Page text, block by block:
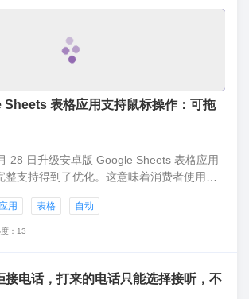
表格应用支持鼠标操作：可拖
28 日升级安卓版 Google Sheets 表格应用
整支持得到了优化。这意味着消费者使用
样，使用鼠标进行拖动自动填充、双击选择等
用 表格 自动
：13
接电话，打来的电话只能选择接听，不